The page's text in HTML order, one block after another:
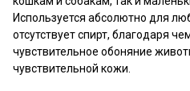
Используется абсолютно для
отсутствует спирт, благодаря
чувствительное обоняние
чувствительной кожи.